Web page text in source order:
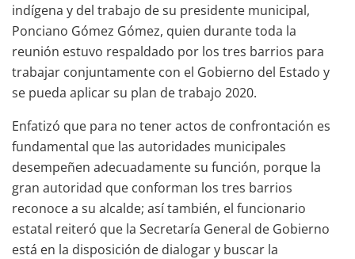
indígena y del trabajo de su presidente municipal,
Ponciano Gómez Gómez, quien durante toda la
reunión estuvo respaldado por los tres barrios para
trabajar conjuntamente con el Gobierno del Estado y
se pueda aplicar su plan de trabajo 2020.
Enfatizó que para no tener actos de confrontación es
fundamental que las autoridades municipales
desempeñen adecuadamente su función, porque la
gran autoridad que conforman los tres barrios
reconoce a su alcalde; así también, el funcionario
estatal reiteró que la Secretaría General de Gobierno
está en la disposición de dialogar y buscar la